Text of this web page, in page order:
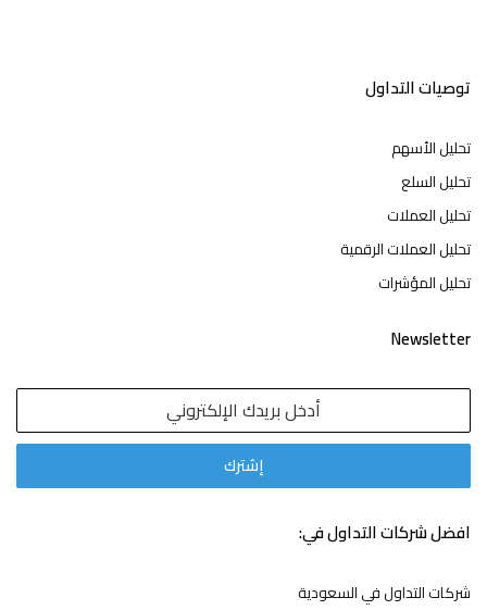
توصيات التداول
تحليل الأسهم
تحليل السلع
تحليل العملات
تحليل العملات الرقمية
تحليل المؤشرات
Newsletter
افضل شركات التداول في:
شركات التداول في السعودية